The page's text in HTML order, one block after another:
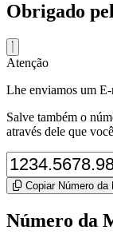
Obrigado
Atenção
Lhe enviamos um E-
Salve também o
através dele que
Copiar Número da
Número da